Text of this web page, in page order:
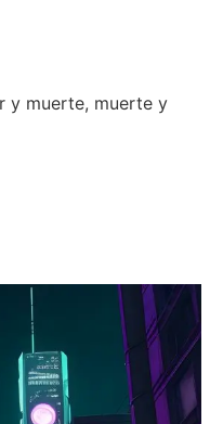
y muerte, muerte y